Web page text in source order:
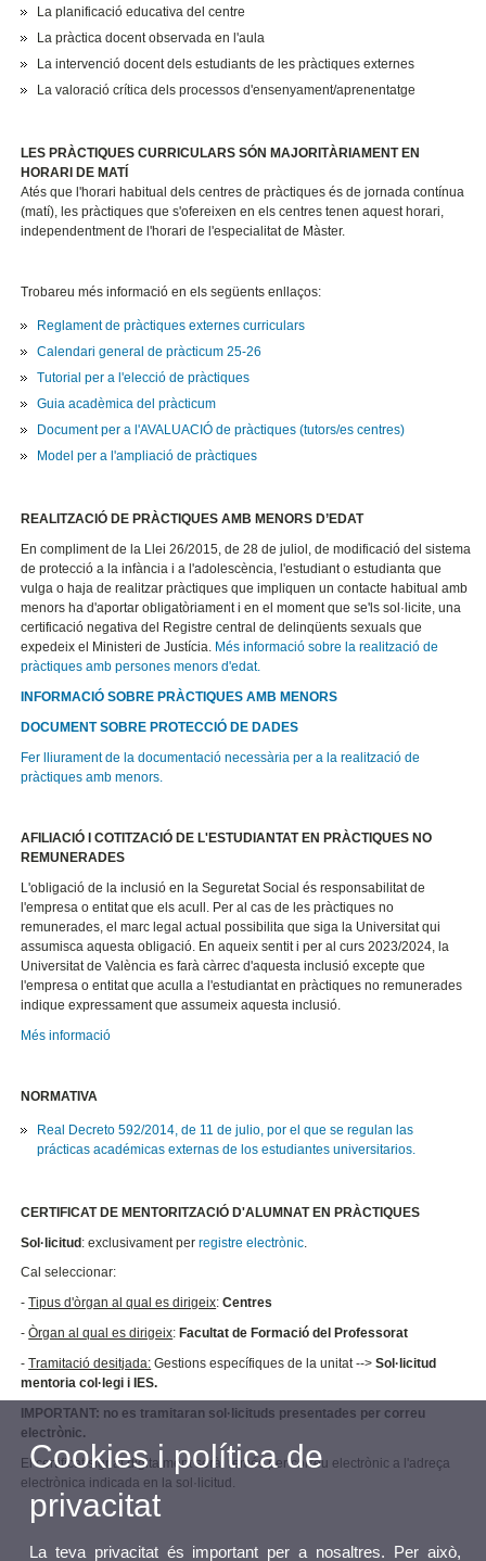
La planificació educativa del centre
La pràctica docent observada en l'aula
La intervenció docent dels estudiants de les pràctiques externes
La valoració crítica dels processos d'ensenyament/aprenentatge
LES PRÀCTIQUES CURRICULARS SÓN MAJORITÀRIAMENT EN
HORARI DE MATÍ
Atés que l'horari habitual dels centres de pràctiques és de jornada contínua
(matí), les pràctiques que s'ofereixen en els centres tenen aquest horari,
independentment de l'horari de l'especialitat de Màster.
Trobareu més informació en els següents enllaços:
Reglament de pràctiques externes curriculars
Calendari general de pràcticum 25-26
Tutorial per a l'elecció de pràctiques
Guia acadèmica del pràcticum
Document per a l'AVALUACIÓ de pràctiques (tutors/es centres)
Model per a l'ampliació de pràctiques
REALITZACIÓ DE PRÀCTIQUES AMB MENORS D’EDAT
En compliment de la Llei 26/2015, de 28 de juliol, de modificació del sistema
de protecció a la infància i a l'adolescència, l'estudiant o estudianta que
vulga o haja de realitzar pràctiques que impliquen un contacte habitual amb
menors ha d'aportar obligatòriament i en el moment que se'ls sol·licite, una
certificació negativa del Registre central de delinqüents sexuals que
expedeix el Ministeri de Justícia. Més informació sobre la realització de
pràctiques amb persones menors d'edat.
INFORMACIÓ SOBRE PRÀCTIQUES AMB MENORS
DOCUMENT SOBRE PROTECCIÓ DE DADES
Fer lliurament de la documentació necessària per a la realització de
pràctiques amb menors.
AFILIACIÓ I COTITZACIÓ DE L'ESTUDIANTAT EN PRÀCTIQUES NO
REMUNERADES
L'obligació de la inclusió en la Seguretat Social és responsabilitat de
l'empresa o entitat que els acull. Per al cas de les pràctiques no
remunerades, el marc legal actual possibilita que siga la Universitat qui
assumisca aquesta obligació. En aqueix sentit i per al curs 2023/2024, la
Universitat de València es farà càrrec d'aquesta inclusió excepte que
l'empresa o entitat que aculla a l'estudiantat en pràctiques no remunerades
indique expressament que assumeix aquesta inclusió.
Més informació
NORMATIVA
Real Decreto 592/2014, de 11 de julio, por el que se regulan las
prácticasacadémicas externas de los estudiantes universitarios.
CERTIFICAT DE MENTORITZACIÓ D'ALUMNAT EN PRÀCTIQUES
Sol·licitud: exclusivament perregistre electrònic
Cal seleccionar:
-Tipus d'òrgan al qual es dirigeix:Centres
-Òrgan al qual es dirigeix: Facultat de Formació del Professorat
-Tramitació desitjada: Gestions específiques de la unitat --> Sol·licitud
mentoria col·legi i IES.
IMPORTANT: no es tramitaran sol·licituds presentades per correu
electrònic.
El certificat signat digitalment serà remés per correu electrònic a l'adreça
electrònica indicada en la sol·licitud.
Cookies i política de
privacitat
La teva privacitat és important per a nosaltres. Per això,